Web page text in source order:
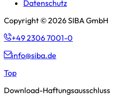
Datenschutz
Copyright © 2026 SIBA GmbH
+49 2306 7001-0
info@siba.de
Top
Download-Haftungsausschluss